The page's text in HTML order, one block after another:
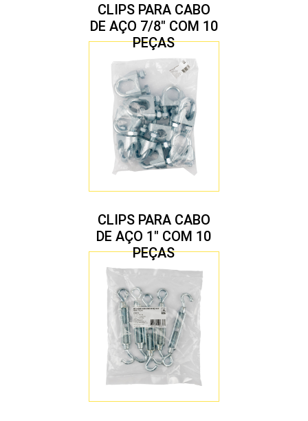
CLIPS PARA CABO
DE AÇO 7/8″ COM 10
PEÇAS
CLIPS PARA CABO
DE AÇO 1″ COM 10
PEÇAS